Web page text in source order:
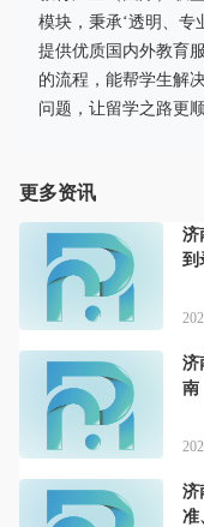
模块，秉承‘透明、专
提供优质国内外教育
的流程，能帮学生解
问题，让留学之路更顺
更多资讯
济
到
济
南
济
准